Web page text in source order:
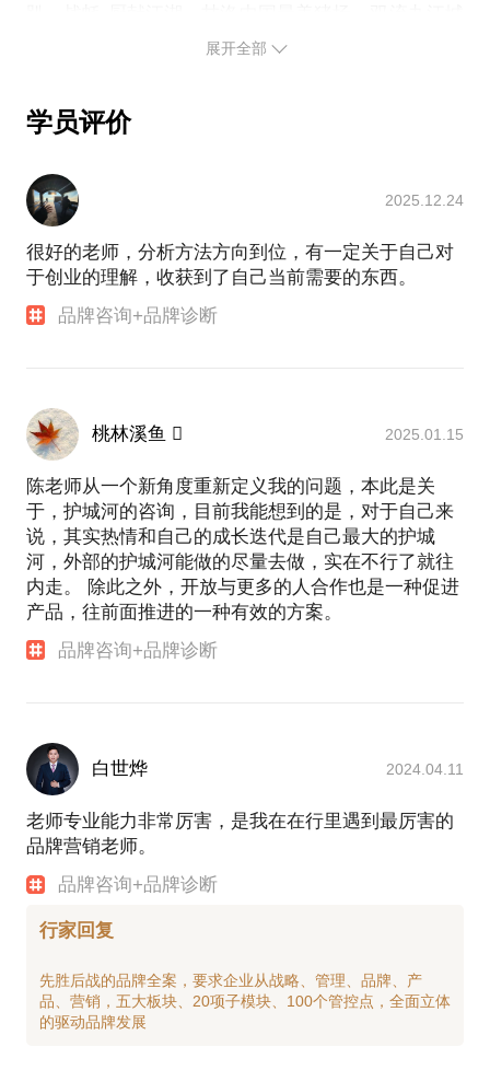
市品牌定位、中资国本集团……
1、战蚝·厨献江湖品牌升级与招商，已布局川渝10余
家店，每店年营收破1000万。
IP 。塑造洪七公吃货美食家 IP 形象，已成为成都串
串界的网红品牌。洪七公全球门店超过500家。
3、为中资国本甘洛县40万头生猪养殖项目策划“中国
最美猪场”品牌定位，成为省领导2021视察项目。
4、为中资国本做彭州1300亩农旅田园综合体项目规
划，已获得彭州市政府申报通过。
江，成都西大门，文创集聚地。
7、为美辰集团旗下轻医美品牌策划CIS文化系统、品
项系统整体规划……
8、攀枝花第36中小学校园文化策划：文化理念、教
学楼文化墙、校园景观规划。
9、作为四川省双创大讲堂创业导师，为全省创业者
做“品牌大厦”讲座。
10、文化彩妆品牌—時玖脂全案策划：品牌取名，文
化定位，品牌 MI/VI 系统，产品理念策划。
2、洪七公串串品牌定位：中国首家武侠文化串串IP定
位。
3、广州九区科技共享按摩椅：首家茶楼共享按摩椅，
腰酸背痛用九区。
4、吉象地板：轻运动潮牌地板。
5、厨房高手火锅底料：用厨房高手底料，每周吃一次
6、互联网社交，聊会儿：10秒下单，立刻见面。
营销创意
1、新品推广类
展开全部
学员评价
2025.12.24
很好的老师，分析方法方向到位，有一定关于自己对
于创业的理解，收获到了自己当前需要的东西。
品牌咨询+品牌诊断
桃林溪鱼  2025.01.15
陈老师从一个新角度重新定义我的问题，本此是关
于，护城河的咨询，目前我能想到的是，对于自己来
说，其实热情和自己的成长迭代是自己最大的护城
河，外部的护城河能做的尽量去做，实在不行了就往
内走。 除此之外，开放与更多的人合作也是一种促进
产品，往前面推进的一种有效的方案。
品牌咨询+品牌诊断
白世烨 2024.04.11
老师专业能力非常厉害，是我在在行里遇到最厉害的
品牌营销老师。
品牌咨询+品牌诊断
行家回复
先胜后战的品牌全案，要求企业从战略、管理、品牌、产
品、营销，五大板块、20项子模块、100个管控点，全面立体